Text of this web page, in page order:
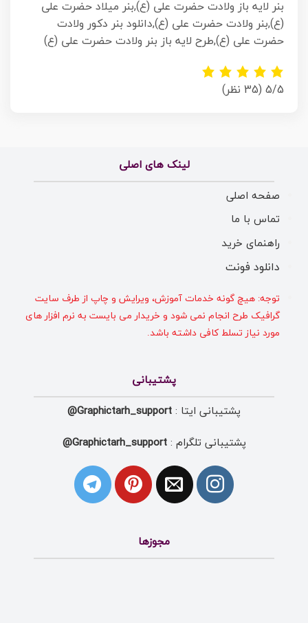
بنر لایه باز ولادت حضرت علی (ع),بنر میلاد حضرت علی
(ع),بنر ولادت حضرت علی (ع),دانلود بنر دکور ولادت
حضرت علی (ع),طرح لایه باز بنر ولادت حضرت علی (ع)
5/5 (35 نظر)
لینک های اصلی
صفحه اصلی
تماس با ما
راهنمای خرید
دانلود فونت
توجه: هیچ گونه خدمات آموزش، ویرایش و چاپ از طرف سایت
گرافیک طرح انجام نمی شود و خریدار می بایست به نرم افزار های
مورد نیاز تسلط کافی داشته باشد.
پشتیبانی
پشتیبانی ایتا : Graphictarh_support@
پشتیبانی تلگرام :Graphictarh_support@
مجوزها